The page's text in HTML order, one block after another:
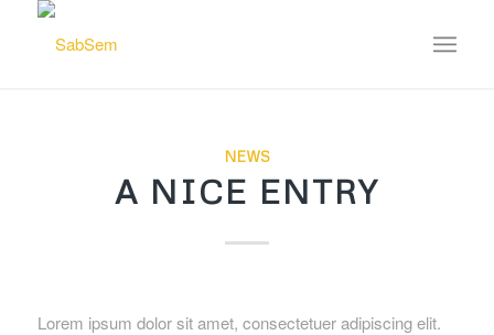
NEWS
A NICE ENTRY
Lorem ipsum dolor sit amet, consectetuer adipiscing elit.